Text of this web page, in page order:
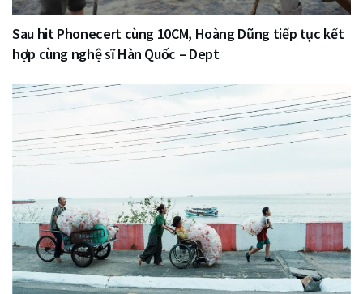
Sau hit Phonecert cùng 10CM, Hoàng Dũng tiếp tục kết
hợp cùng nghệ sĩ Hàn Quốc – Dept